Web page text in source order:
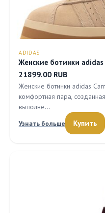
ADIDAS
Женские ботинки adidas
21899.00 RUB
Женские ботинки adidas
комфортная пара,
выполне…
Узнать больше
Купить